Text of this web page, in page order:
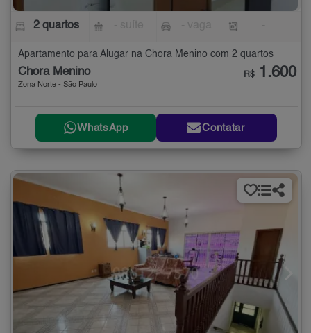
2 quartos
Apartamento para Alugar na Chora Menino com 2 quartos
Chora Menino
Zona Norte - São Paulo
R$ 1.600
WhatsApp Contatar